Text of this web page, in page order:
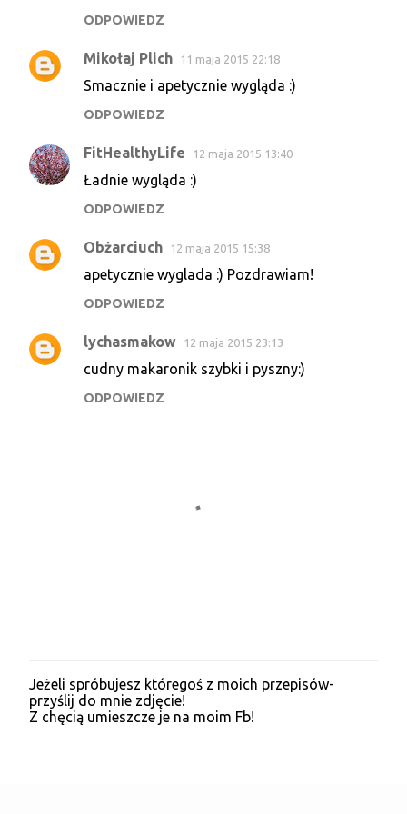
ODPOWIEDZ
Mikołaj Plich 11 maja 2015 22:18
Smacznie i apetycznie wygląda :)
ODPOWIEDZ
FitHealthyLife 12 maja 2015 13:40
Ładnie wygląda :)
ODPOWIEDZ
Obżarciuch 12 maja 2015 15:38
apetycznie wyglada :) Pozdrawiam!
ODPOWIEDZ
lychasmakow 12 maja 2015 23:13
cudny makaronik szybki i pyszny:)
ODPOWIEDZ
P
r
z
Jeżeli spróbujesz któregoś z moich przepisów-
przyślij do mnie zdjęcie!
Z chęcią umieszcze je na moim Fb!